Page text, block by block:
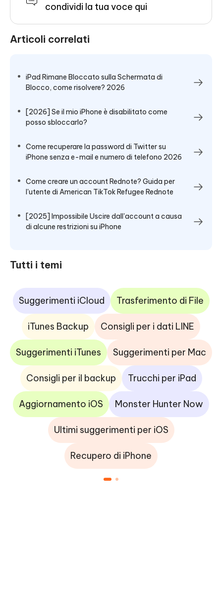
condividi la tua voce qui
Articoli correlati
iPad Rimane Bloccato sulla Schermata di
Blocco, come risolvere? 2026
[2026] Se il mio iPhone è disabilitato come
posso sbloccarlo?
Come recuperare la password di Twitter su
iPhone senza e-mail e numero di telefono 2026
Come creare un account Rednote? Guida per
l'utente di American TikTok Refugee Rednote
[2025] Impossibile Uscire dall'account a causa
di alcune restrizioni su iPhone
Tutti i temi
Suggerimenti iCloud Trasferimento di File
iTunes Backup Consigli per i dati LINE
Suggerimenti iTunes Suggerimenti per Mac
Consigli per il backup Trucchi per iPad
Aggiornamento iOS Monster Hunter Now
Ultimi suggerimenti per iOS
Recupero di iPhone